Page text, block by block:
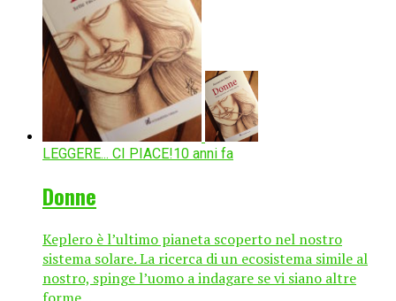
LEGGERE... CI PIACE!10 anni fa
Donne
Keplero è l’ultimo pianeta scoperto nel nostro
sistema solare. La ricerca di un ecosistema simile al
nostro, spinge l’uomo a indagare se vi siano altre